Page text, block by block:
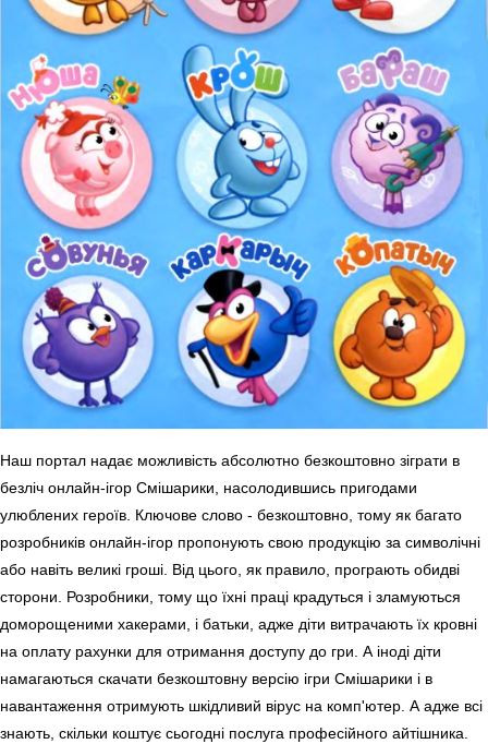
Наш портал надає можливість абсолютно безкоштовно зіграти в
безліч онлайн-ігор Смішарики, насолодившись пригодами
улюблених героїв. Ключове слово - безкоштовно, тому як багато
розробників онлайн-ігор пропонують свою продукцію за символічні
або навіть великі гроші. Від цього, як правило, програють обидві
сторони. Розробники, тому що їхні праці крадуться і зламуються
доморощеними хакерами, і батьки, адже діти витрачають їх кровні
на оплату рахунки для отримання доступу до гри. А іноді діти
намагаються скачати безкоштовну версію ігри Смішарики і в
навантаження отримують шкідливий вірус на комп'ютер. А адже всі
знають, скільки коштує сьогодні послуга професійного айтішника.